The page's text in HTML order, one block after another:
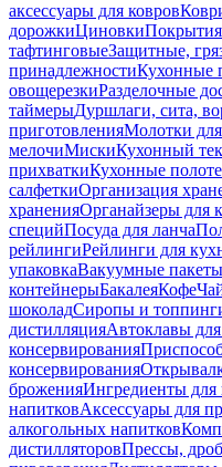
аксессуары для ковров
дорожкиЦиновки
тафтинговыеЗащитные,
принадлежностиКухонные
овощерезкиРазделочные
таймерыДуршлаги, сита,
приготовленияМолотки
мелочиМискиКухонный
прихваткиКухонные
салфеткиОрганизация
храненияОрганайзеры для
специйПосуда для ланча
рейлингиРейлинги для
упаковкаВакуумные
контейнерыБакалеяКофе
шоколадСиропы и
дистилляцияАвтоклавы
консервирования
консервирования
броженияИнгредиенты для
напитковАксессуары для
алкогольных напитков
дистилляторовПрессы,